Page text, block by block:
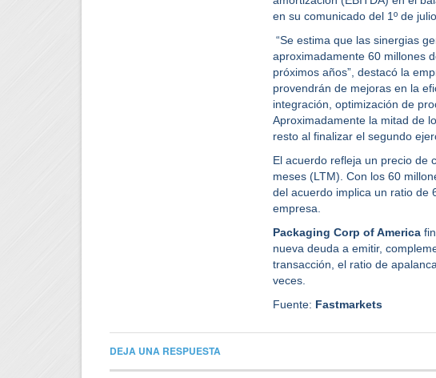
en su comunicado del 1º de
“Se estima que las sinergias
aproximadamente 60 millones
próximos años”, destacó la
provendrán de mejoras en la
integración, optimización de
Aproximadamente la mitad de
resto al finalizar el segundo
El acuerdo refleja un precio de
meses (LTM). Con los 60
del acuerdo implica un ratio de
empresa.
Packaging Corp of America
nueva deuda a emitir,
transacción, el ratio de
veces.
Fuente: Fastmarkets
DEJA UNA RESPUESTA